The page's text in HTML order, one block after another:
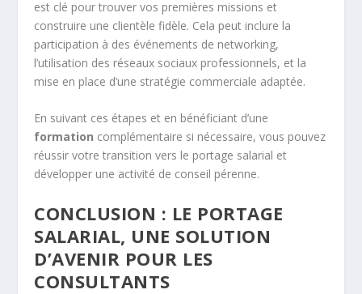
est clé pour trouver vos premières missions et
construire une clientèle fidèle. Cela peut inclure la
participation à des événements de networking,
l’utilisation des réseaux sociaux professionnels, et la
mise en place d’une stratégie commerciale adaptée.
En suivant ces étapes et en bénéficiant d’une
formation complémentaire si nécessaire, vous pouvez
réussir votre transition vers le portage salarial et
développer une activité de conseil pérenne.
CONCLUSION : LE PORTAGE
SALARIAL, UNE SOLUTION
D’AVENIR POUR LES
CONSULTANTS